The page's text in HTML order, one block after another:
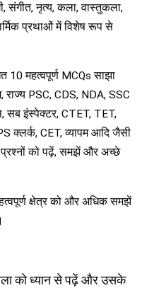
संगीत, नृत्य, कला, वास्तुकला,
प्रथाओं में विशेष रूप से
महत्वपूर्ण MCQs साझा
PSC, CDS, NDA, SSC
सब इंस्पेक्टर, CTET, TET,
क्लर्क, CET, व्यापम आदि जैसी
प्रश्नों को पढ़ें, समझें और अच्छे
क्षेत्र को और अधिक समझें
को ध्यान से पढ़ें और उसके